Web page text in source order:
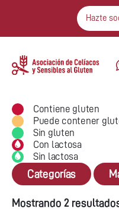
Hazte
Contiene gluten
Puede contener
Sin gluten
Con lactosa
Sin lactosa
Categorías
Mostrando 2